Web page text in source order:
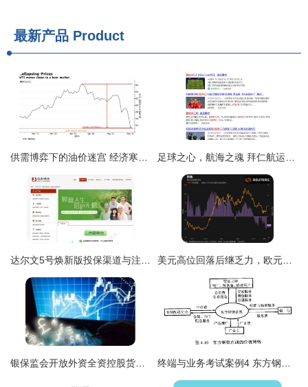
最新产品 Product
供需博弈下的油价迷宫 经济寒潮与减产暖流的拉锯战 足球之心，航海之魂 拜仁航运公司的品牌策划与市场洞察
达尔文5号焕新版投保渠道与注意事项详解（贸易经纪视角） 美元高位回落后继乏力，欧元止跌回稳等待德拉基上场——市场悄然转舵，投资者何去何从？
银保监会开放外资全资控股货币经纪公司 外汇券商入场潮与策划服务的机遇 终端与业务考试案例4 东方钢铁在线的钢铁经纪与贸易经纪新实践